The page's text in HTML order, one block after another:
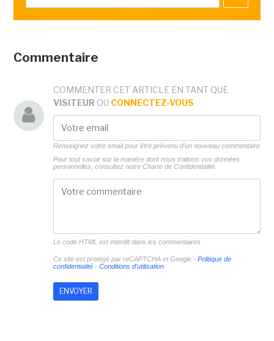
Commentaire
COMMENTER CET ARTICLE EN TANT QUE
VISITEUR OU CONNECTEZ-VOUS
Renseignez votre email pour être prévenu d'un nouveau commentaire
Pour tout savoir sur la manière dont nous traitons vos données
personnelles, consultez notre Charte de Confidentialité.
Le code HTML est interdit dans les commentaires
Ce site est protégé par reCAPTCHA et Google - Politique de
confidentialité- Conditions d'utilisation